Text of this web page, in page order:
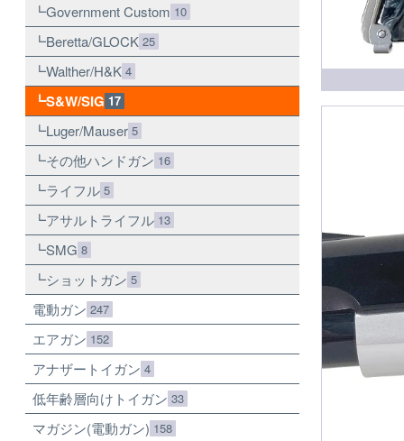
Government Custom 10
Beretta/GLOCK 25
Walther/H&K 4
S&W/SIG 17
Luger/Mauser 5
その他ハンドガン 16
ライフル 5
アサルトライフル 13
SMG 8
ショットガン 5
電動ガン 247
エアガン 152
アナザートイガン 4
低年齢層向けトイガン 33
マガジン(電動ガン) 158